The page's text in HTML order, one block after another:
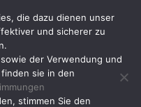
die dazu dienen unser
und sicherer zu
der Verwendung und
sie in den
stimmen Sie den